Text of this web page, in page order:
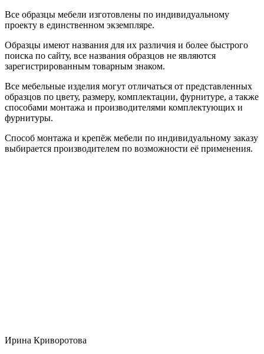
Все образцы мебели изготовлены по индивидуальному
проекту в единственном экземпляре.
Образцы имеют названия для их различия и более быстрого
поиска по сайту, все названия образцов не являются
зарегистрированным товарным знаком.
Все мебельные изделия могут отличаться от представленных
образцов по цвету, размеру, комплектации, фурнитуре, а также
способами монтажа и производителями комплектующих и
фурнитуры.
Способ монтажа и крепёж мебели по индивидуальному заказу
выбирается производителем по возможности её применения.
Ирина Криворотова